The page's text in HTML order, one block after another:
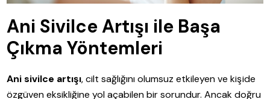
Ani Sivilce Artışı ile Başa
Çıkma Yöntemleri
Ani sivilce artışı, cilt sağlığını olumsuz etkileyen ve kişide
özgüven eksikliğine yol açabilen bir sorundur. Ancak doğru